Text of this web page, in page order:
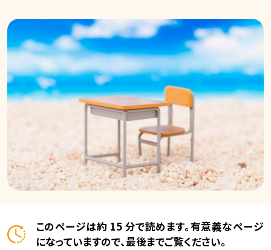
このページは約 15 分で読めます。有意義なページ
になっていますので、最後までご覧ください。